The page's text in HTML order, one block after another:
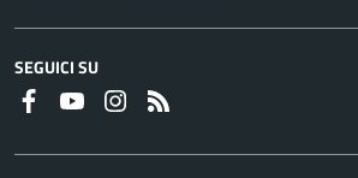
SEGUICI SU
FaceboookYoutubeInstagram